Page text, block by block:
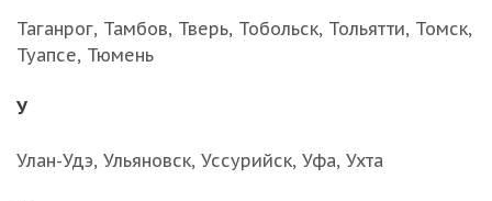
Таганрог, Тамбов, Тверь, Тобольск, Тольятти, Томск,
Туапсе, Тюмень
У
Улан-Удэ, Ульяновск, Уссурийск, Уфа, Ухта